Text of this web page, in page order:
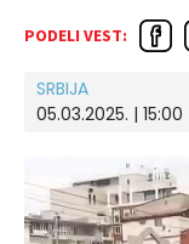
PODELI VEST:
SRBIJA
05.03.2025. | 15:00